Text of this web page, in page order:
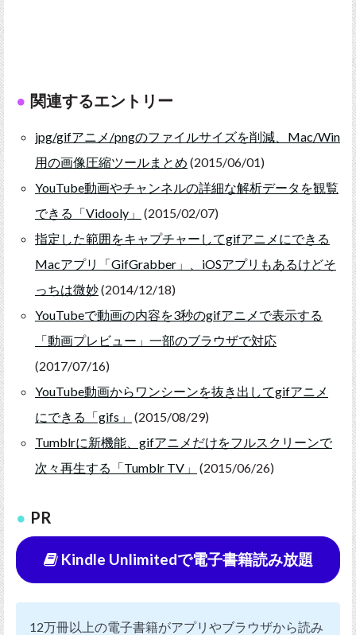
関連するエントリー
jpg/gifアニメ/pngのファイルサイズを削減、Mac/Win
用の画像圧縮ツールまとめ (2015/06/01)
YouTube動画やチャンネルの詳細な解析データを観覧
できる「Vidooly」
(2015/02/07)
指定した範囲をキャプチャーしてgifアニメにできる
Macアプリ「GifGrabber」、iOSアプリもあるけどそ
っちは微妙(2014/12/18)
YouTubeで動画の内容を3秒のgifアニメで表示する
「動画プレビュー」一部のブラウザで対応
(2017/07/16)
YouTube動画からワンシーンを抜き出してgifアニメ
にできる「gifs」
(2015/08/29)
Tumblrに新機能、gifアニメだけをフルスクリーンで
次々再生する「Tumblr TV」
(2015/06/26)
PR
Kindle Unlimitedで電子書籍読み放題
12万冊以上の電子書籍がアプリやブラウザから読み